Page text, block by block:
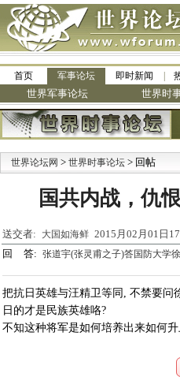
首页 军事论坛 即时新闻
世界军事论坛 世界时
世界论坛网 > 世界时事论坛 > 回帖
国共内战，仇
送交者: 大国如海鲜 2015月02月01日
回 答: 张道宇(张灵甫之子)答国防大学
把抗日英雄与汪精卫等同, 不禁要问
日的才是民族英雄咯?
不知这种将军是如何培养出来如何升